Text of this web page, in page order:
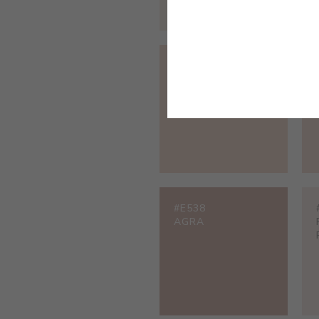
#E538
AGRA